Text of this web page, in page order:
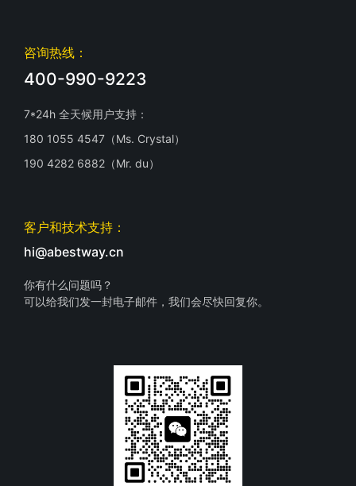
咨询热线：
400-990-9223
7*24h 全天候用户支持：
180 1055 4547（Ms. Crystal）
190 4282 6882（Mr. du）
客户和技术支持：
hi@abestway.cn
你有什么问题吗？
可以给我们发一封电子邮件，我们会尽快回复你。